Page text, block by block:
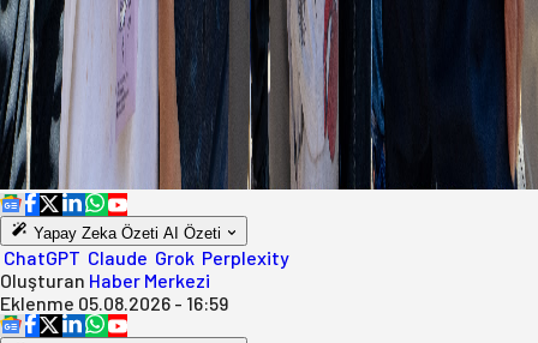
Yapay Zeka Özeti AI Özeti
ChatGPT Claude Grok Perplexity
Oluşturan Haber Merkezi
Eklenme 05.08.2026 - 16:59